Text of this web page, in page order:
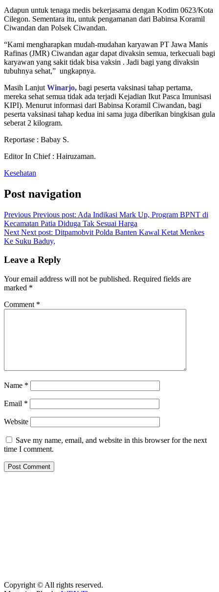
Adapun untuk tenaga medis bekerjasama dengan Kodim 0623/Kota
Cilegon. Sementara itu, untuk pengamanan dari Babinsa Koramil
Ciwandan dan Polsek Ciwandan.
“Kami mengharapkan mudah-mudahan karyawan PT Jawa Manis
Rafinas (JMR) Ciwandan agar dapat divaksin semua, terkecuali bagi
karyawan yang sakit tidak bisa vaksin . Jadi bagi yang divaksin
tubuhnya sehat,” ungkapnya.
Masih Lanjut Winarjo, bagi peserta vaksinasi tahap pertama,
mereka sehat semua tidak ada terjadi Kejadian Ikut Pasca Imunisasi
KIPI). Menurut informasi dari Babinsa Koramil Ciwandan, bagi
peserta vaksinasi tahap kedua ini sama juga diberikan bingkisan gula
seberat 2 kilogram.
Reportase : Babay S.
Editor In Chief : Hairuzaman.
Kesehatan
Post navigation
Previous Previous post: Ada Indikasi Mark Up, Program BPNT di
Kecamatan Patia Diduga Tak Sesuai Harga
Next Next post: Ditpamobvit Polda Banten Kawal Ketat Menkes
Ke Suku Baduy,
Leave a Reply
Your email address will not be published. Required fields are
marked *
Comment *
Name *
Email *
Website
Save my name, email, and website in this browser for the next
time I comment.
Copyright © All rights reserved.